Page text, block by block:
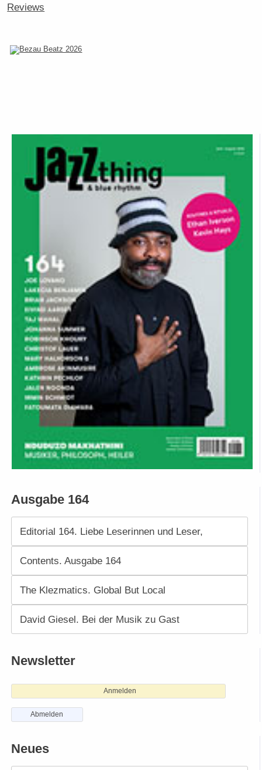
Reviews
Ausgabe 164
Editorial 164. Liebe Leserinnen und Leser,
Contents. Ausgabe 164
The Klezmatics. Global But Local
David Giesel. Bei der Musik zu Gast
Newsletter
Anmelden
Abmelden
Neues